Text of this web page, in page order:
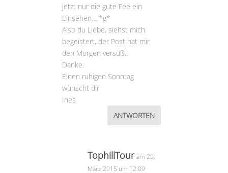
jetzt nur die gute Fee ein
Einsehen… *g*
Also du Liebe, siehst mich
begeistert, der Post hat mir
den Morgen versüßt.
Danke.
Einen ruhigen Sonntag
wünscht dir
Ines
ANTWORTEN
TophillTour am 29.
März 2015 um 12:09